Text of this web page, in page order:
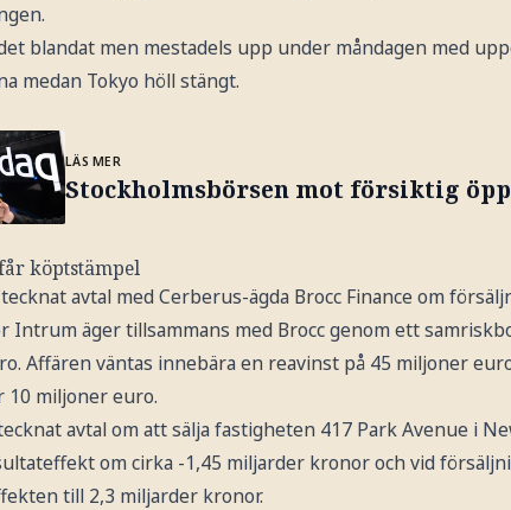
blandat men mestadels upp under måndagen med
medan Tokyo höll stängt.
LÄS MER
Stockholmsbörsen mot försiktig
köptstämpel
avtal med Cerberus-ägda Brocc Finance om
Intrum äger tillsammans med Brocc genom ett
Affären väntas innebära en reavinst på 45 miljoner
10 miljoner euro.
avtal om att sälja fastigheten 417 Park Avenue i
om cirka -1,45 miljarder kronor och vid
till 2,3 miljarder kronor.